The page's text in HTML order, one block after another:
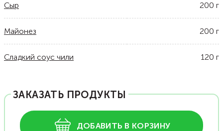
Сыр 200 г
Майонез 200 г
Сладкий соус чили 120 г
ЗАКАЗАТЬ ПРОДУКТЫ
ДОБАВИТЬ В КОРЗИНУ